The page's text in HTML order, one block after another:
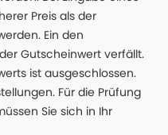
Preis als der
Ein den
Gutscheinwert verfällt.
ist ausgeschlossen.
Für die Prüfung
Sie sich in Ihr